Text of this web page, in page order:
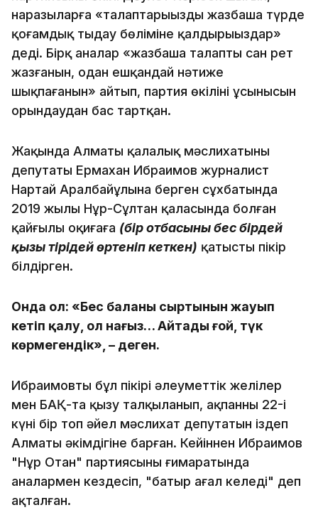
наразыларға «талаптарыңызды жазбаша түрде
қоғамдық тыңдау бөліміне қалдырыңыздар»
деді. Бірқ аналар «жазбаша талапты сан рет
жазғанын, одан ешқандай нәтиже
шықпағанын» айтып, партия өкілінің ұсынысын
орындаудан бас тартқан.
Жақында Алматы қалалық мәслихатының
депутаты Ермахан Ибраимов журналист
Нартай Аралбайұлына берген сұхбатында
2019 жылы Нұр-Сұлтан қаласында болған
қайғылы оқиғаға (бір отбасының бес бірдей
қызы тірідей өртеніп кеткен) қатысты пікір
білдірген.
Онда ол: «Бес баланы сыртынын жауып
кетіп қалу, ол нағыз… Айтады ғой, түк
көрмегендік», – деген.
Ибраимовтың бұл пікірі әлеуметтік желілер
мен БАҚ-та қызу талқыланып, ақпанның 22-і
күні бір топ әйел мәслихат депутатын іздеп
Алматы әкімдігіне барған. Кейіннен Ибраимов
"Нұр Отан" партиясының ғимаратында
аналармен кездесіп, "батыр аңғал келеді" деп
ақталған.